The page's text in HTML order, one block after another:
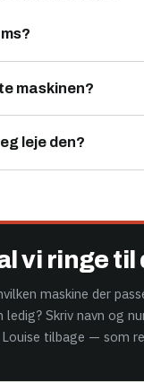
maskinen?
leje den?
vi ringe til
maskine der
ledig? Skriv navn og
tilbage — som